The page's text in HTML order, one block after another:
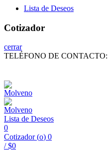
Lista de Deseos
Cotizador
cerrar
TELÉFONO DE CONTACTO:
Lista de Deseos
0
Cotizador (o) 0
/ $0